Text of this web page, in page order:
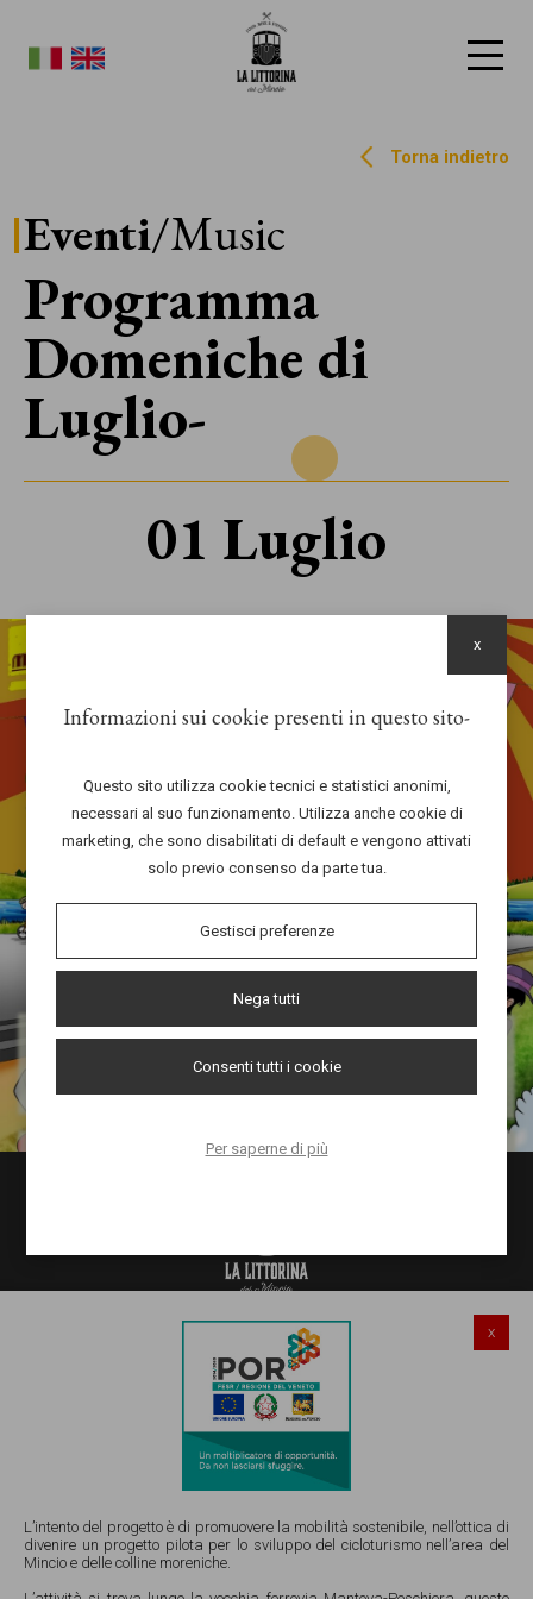
Torna indietro
Eventi/Music
Programma
Domeniche di
Luglio
01 Luglio
Salionze di Valeggio sul Mincio (VR)
Via Gardesana Nord 241
info@lalittorinadelmincio.it
Tel e Whatsapp Ristorante045 4852921
Tel e Whatsapp Noleggio Bicy
risorseumane@lalittorinadelmincio.it
x
L’intento del progetto è di promuovere la mobilità sostenibile, nell’ottica di
divenire un progetto pilota per lo sviluppo del cicloturismo nell’area del
Mincio e delle colline moreniche.
Informazioni sui cookie presenti in questo sito
Questo sito utilizza cookie tecnici e statistici anonimi,
necessari al suo funzionamento. Utilizza anche cookie di
marketing, che sono disabilitati di default e vengono attivati
solo previo consenso da parte tua.
Gestisci preferenze
Nega tutti
Consenti tutti i cookie
Per saperne di più
x